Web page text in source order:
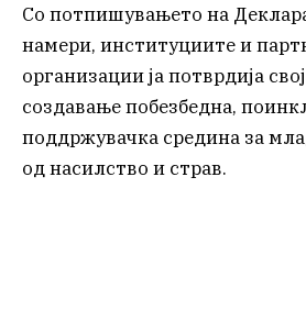
Со потпишувањето на
намери, институциите и
организации ја потврдија
создавање побезбедна,
поддржувачка средина за
од насилство и страв.